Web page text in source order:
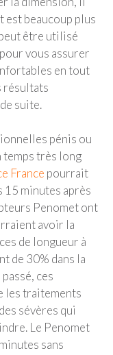
est beaucoup plus
être utilisé
vous assurer
en tout
résultats
suite.
pénis ou
temps très long
France pourrait
minutes après
Penomet ont
avoir la
de longueur à
de 30% dans la
ces
les traitements
sévères qui
Le Penomet
sans